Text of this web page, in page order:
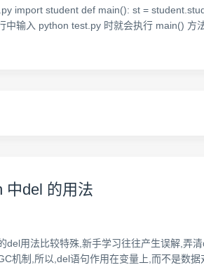
import student def main(): st =
中输入 python test.py 时就会执行 main() 方
中del 的用法
del用法比较特殊,新手学习往往产生误解,弄
机制,所以,del语句作用在变量上,而不是数